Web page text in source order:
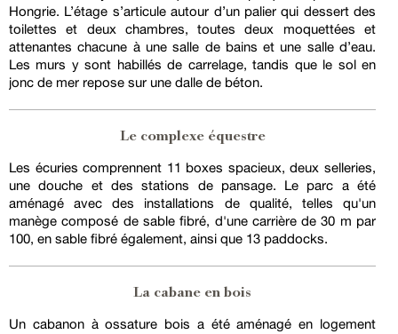
Hongrie. L’étage s’articule autour d’un palier qui dessert des
toilettes et deux chambres, toutes deux moquettées et
attenantes chacune à une salle de bains et une salle d’eau.
Les murs y sont habillés de carrelage, tandis que le sol en
jonc de mer repose sur une dalle de béton.
Le complexe équestre
Les écuries comprennent 11 boxes spacieux, deux selleries,
une douche et des stations de pansage. Le parc a été
aménagé avec des installations de qualité, telles qu'un
manège composé de sable fibré, d'une carrière de 30 m par
100, en sable fibré également, ainsi que 13 paddocks.
La cabane en bois
Un cabanon à ossature bois a été aménagé en logement